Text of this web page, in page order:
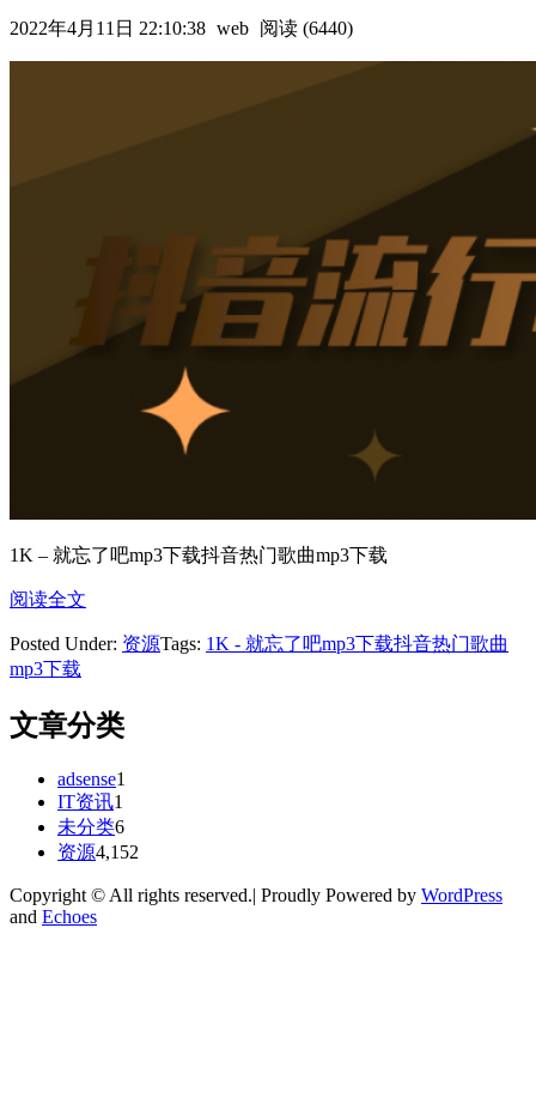
2022年4月11日 22:10:38 web 阅读 (6440)
1K – 就忘了吧mp3下载抖音热门歌曲mp3下载
阅读全文
Posted Under: 资源Tags: 1K - 就忘了吧mp3下载抖音热门歌曲
mp3下载
文章分类
adsense1
IT资讯1
未分类6
资源4,152
Copyright © All rights reserved.| Proudly Powered by WordPress
and Echoes